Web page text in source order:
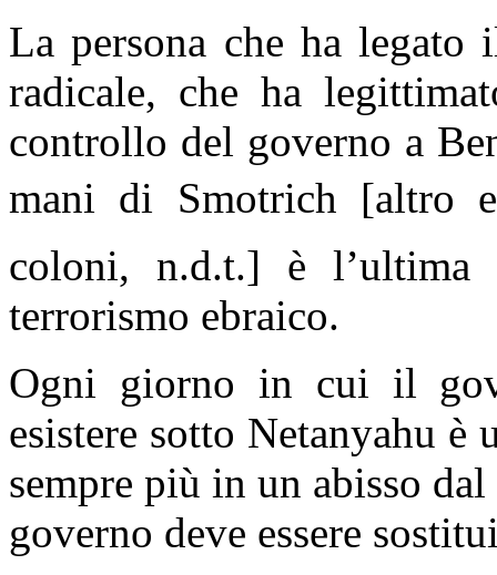
La persona che ha
radicale, che ha
controllo del governo a
mani di Smotrich [altro
coloni, n.d.t.] è l’ultima
terrorismo ebraico.
Ogni giorno in cui il
esistere sotto Netanyahu
sempre più in un abisso
governo deve essere